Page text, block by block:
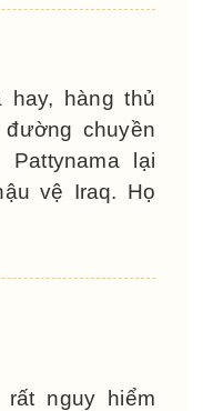
hay, hàng thủ
chuyền
lại
vệ Iraq. Họ
rất nguy hiểm